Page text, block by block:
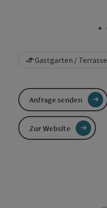
Gastgarten / Terrasse
Anfrage senden
Zur Website